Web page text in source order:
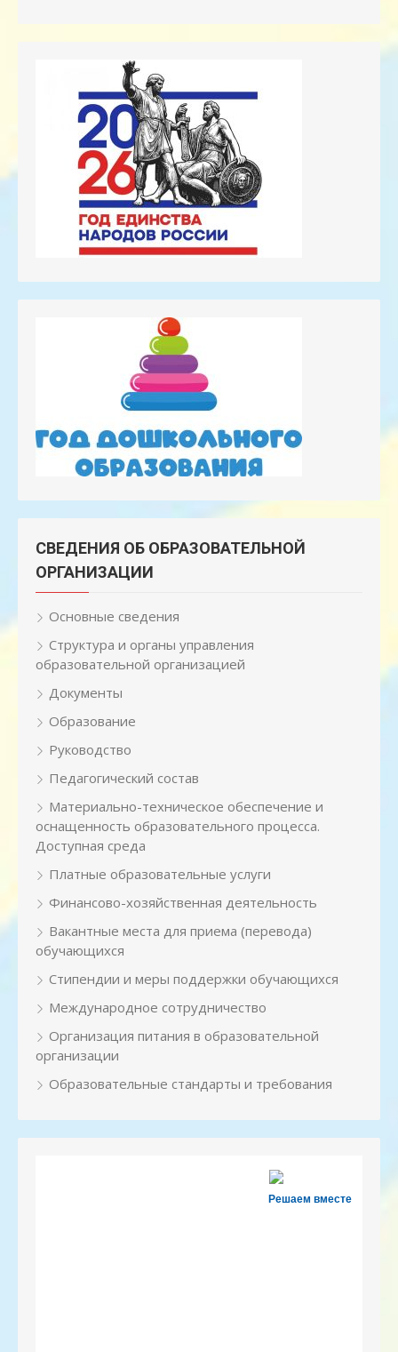
СВЕДЕНИЯ ОБ ОБРАЗОВАТЕЛЬНОЙ
ОРГАНИЗАЦИИ
Основные сведения
Структура и органы управления
образовательной организацией
Документы
Образование
Руководство
Педагогический состав
Материально-техническое обеспечение и
оснащенность образовательного процесса.
Доступная среда
Платные образовательные услуги
Финансово-хозяйственная деятельность
Вакантные места для приема (перевода)
обучающихся
Стипендии и меры поддержки обучающихся
Международное сотрудничество
Организация питания в образовательной
организации
Образовательные стандарты и требования
Решаем вместе